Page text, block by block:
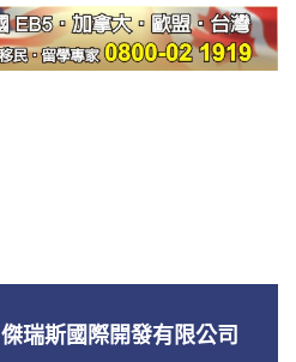
傑瑞斯國際開發有限公司